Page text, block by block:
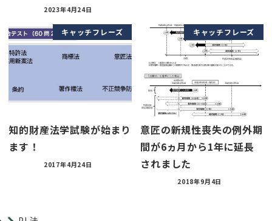
2023年4月24日
キャッチフレーズ
知的財産法学試験が始まり
ます！
2017年4月24日
キャッチフレーズ
意匠の新規性喪失の例外期
間が6ヵ月から1年に延長
されました
2018年9月4日